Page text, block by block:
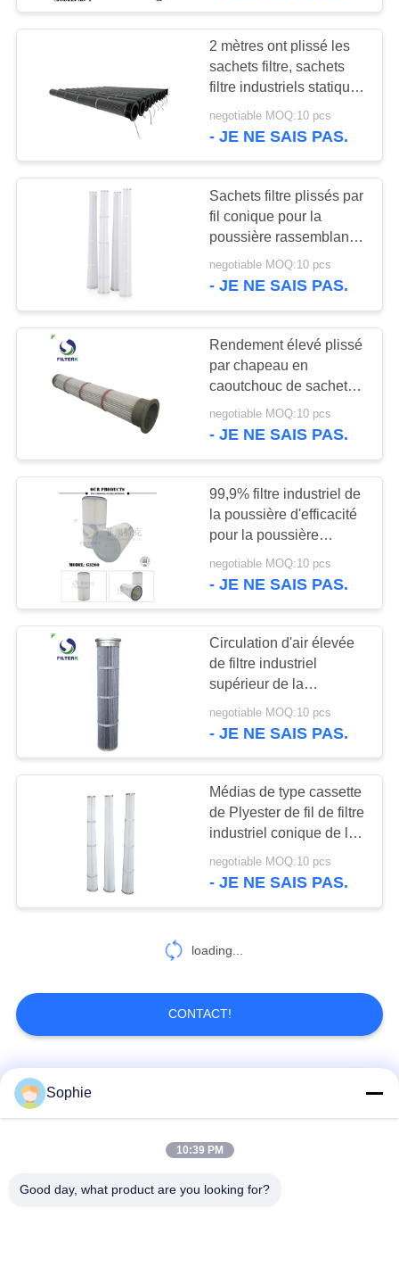
NOUVELLES
CAS
DU
PRIVACY
POLICY
2 mètres ont plissé les
sachets filtre, sachets
filtre industriels statiques
de ciment de BHA anti
negotiable MOQ:10 pcs
- JE NE SAIS PAS.
Sachets filtre plissés par
fil conique pour la
poussière rassemblant
des médias de polyester
negotiable MOQ:10 pcs
- JE NE SAIS PAS.
Rendement élevé plissé
par chapeau en
caoutchouc de sachets
filtre diamètre de 153 *
de 2000mm pour le
negotiable MOQ:10 pcs
- JE NE SAIS PAS.
99,9% filtre industriel de
la poussière d'efficacité
pour la poussière
rassemblant le poids
6kg
negotiable MOQ:10 pcs
- JE NE SAIS PAS.
Circulation d'air élevée
de filtre industriel
supérieur de la
poussière de silo de
ciment avec le
negotiable MOQ:10 pcs
- JE NE SAIS PAS.
Médias de type cassette
de Plyester de fil de filtre
industriel conique de la
poussière plats
negotiable MOQ:10 pcs
- JE NE SAIS PAS.
loading...
CONTACT!
Catégories populaires
Élément filtrant de
Sophie
10:39 PM
Good day, what product are you looking for?